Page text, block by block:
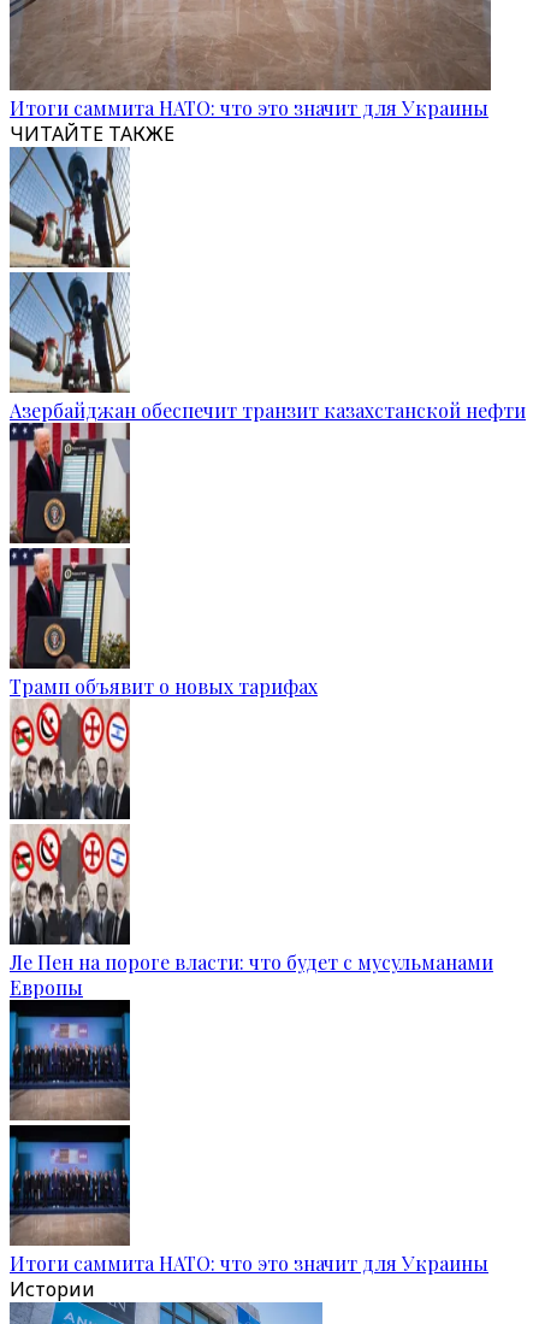
Итоги саммита НАТО: что это значит для Украины
ЧИТАЙТЕ ТАКЖЕ
Азербайджан обеспечит транзит казахстанской нефти
Трамп объявит о новых тарифах
Ле Пен на пороге власти: что будет с мусульманами
Европы
Итоги саммита НАТО: что это значит для Украины
Истории